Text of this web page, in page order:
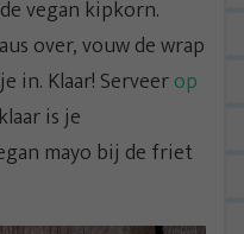
vegan kipkorn.
over, vouw de wrap
in. Klaar! Serveerop
is je
mayo bij de friet